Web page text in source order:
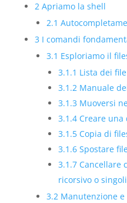
2 Apriamo la shell
2.1
3 I comandi
3.1 Esploriamo il
3.1.1 Lista dei
3.1.2 Manuale
3.1.3 Muoversi
3.1.4 Creare una
3.1.5 Copia di
3.1.6 Spostare
3.1.7 Cancellare
ricorsivo o
3.2 Manutenzione